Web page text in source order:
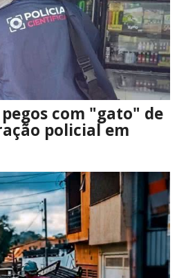
com "gato" de
policial em